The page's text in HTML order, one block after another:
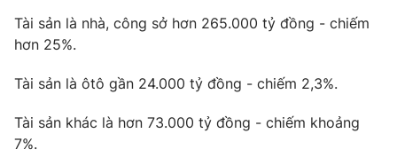
Thị trường
Góc doanh nghiệp
Truyền hình
Phim VTV
Hậu trường
Điện ảnh
Đời sống
Tài sản là nhà, công sở hơn 265.000 tỷ đồng - chiếm
hơn 25%.
Tài sản là ôtô gần 24.000 tỷ đồng - chiếm 2,3%.
Tài sản khác là hơn 73.000 tỷ đồng - chiếm khoảng
7%.